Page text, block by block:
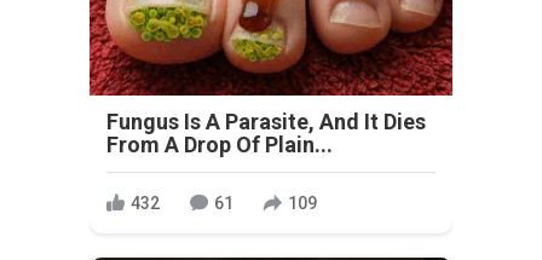
Fungus Is A Parasite, And It Dies
From A Drop Of Plain...
432 61 109